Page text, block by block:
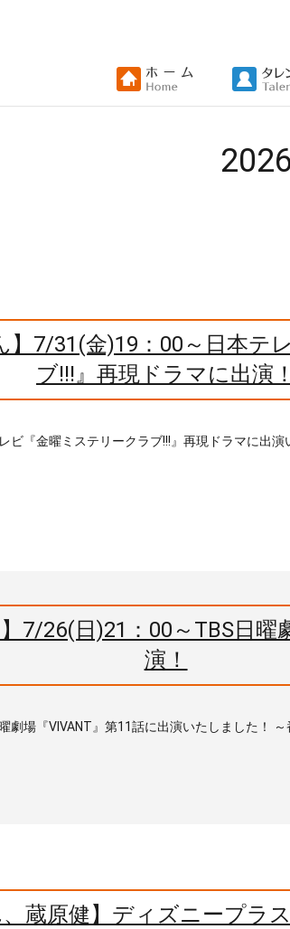
】7/31(金)19：00～日本テ
ブ!!!』再現ドラマに出演！
『金曜ミステリークラブ!!!』再現ドラマに出演
7/26(日)21：00～TBS日曜
演！
場『VIVANT』第11話に出演いたしました！ ～
、蔵原健】ディズニープラ